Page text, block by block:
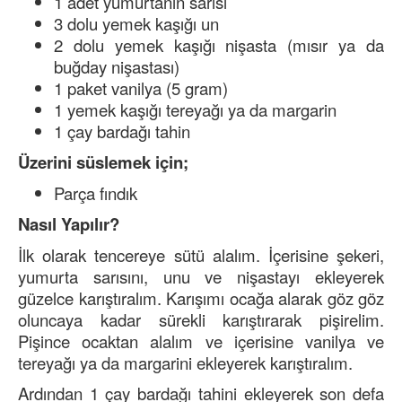
3 dolu yemek kaşığı un
2 dolu yemek kaşığı nişasta (mısır ya da
buğday nişastası)
1 paket vanilya (5 gram)
1 yemek kaşığı tereyağı ya da margarin
1 çay bardağı tahin
Üzerini süslemek için;
Parça fındık
Nasıl Yapılır?
İlk olarak tencereye sütü alalım. İçerisine şekeri,
yumurta sarısını, unu ve nişastayı ekleyerek
güzelce karıştıralım. Karışımı ocağa alarak göz göz
oluncaya kadar sürekli karıştırarak pişirelim.
Pişince ocaktan alalım ve içerisine vanilya ve
tereyağı ya da margarini ekleyerek karıştıralım.
Ardından 1 çay bardağı tahini ekleyerek son defa